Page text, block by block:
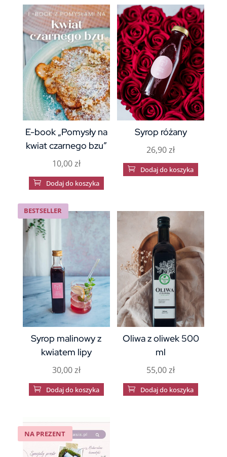
E-book „Pomysły na
kwiat czarnego bzu”
10,00zł
 Dodaj do koszyka
Syrop różany
26,90zł
 Dodaj do koszyka
BESTSELLER
Syrop malinowy z
kwiatem lipy
30,00zł
 Dodaj do koszyka
Oliwa z oliwek 500
ml
55,00zł
 Dodaj do koszyka
NA PREZENT